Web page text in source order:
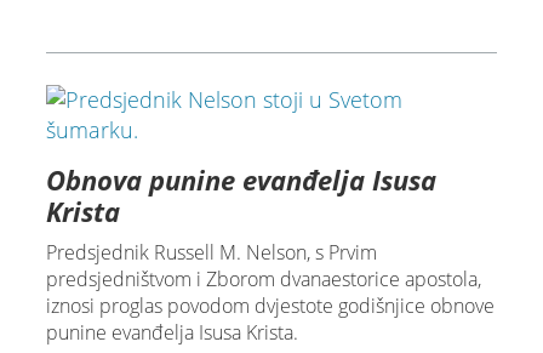
Obnova punine evanđelja Isusa
Krista
Predsjednik Russell M. Nelson, s Prvim
predsjedništvom i Zborom dvanaestorice apostola,
iznosi proglas povodom dvjestote godišnjice obnove
punine evanđelja Isusa Krista.